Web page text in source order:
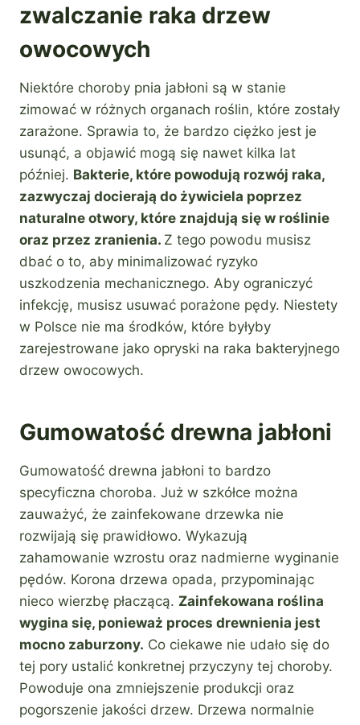
zwalczanie raka drzew
owocowych
Niektóre choroby pnia jabłoni są w stanie
zimować w różnych organach roślin, które zostały
zarażone. Sprawia to, że bardzo ciężko jest je
usunąć, a objawić mogą się nawet kilka lat
później. Bakterie, które powodują rozwój raka,
zazwyczaj docierają do żywiciela poprzez
naturalne otwory, które znajdują się w roślinie
oraz przez zranienia. Z tego powodu musisz
dbać o to, aby minimalizować ryzyko
uszkodzenia mechanicznego. Aby ograniczyć
infekcję, musisz usuwać porażone pędy. Niestety
w Polsce nie ma środków, które byłyby
zarejestrowane jako opryski na raka bakteryjnego
drzew owocowych.
Gumowatość drewna jabłoni
Gumowatość drewna jabłoni to bardzo
specyficzna choroba. Już w szkółce można
zauważyć, że zainfekowane drzewka nie
rozwijają się prawidłowo. Wykazują
zahamowanie wzrostu oraz nadmierne wyginanie
pędów. Korona drzewa opada, przypominając
nieco wierzbę płaczącą. Zainfekowana roślina
wygina się, ponieważ proces drewnienia jest
mocno zaburzony. Co ciekawe nie udało się do
tej pory ustalić konkretnej przyczyny tej choroby.
Powoduje ona zmniejszenie produkcji oraz
pogorszenie jakości drzew. Drzewa normalnie